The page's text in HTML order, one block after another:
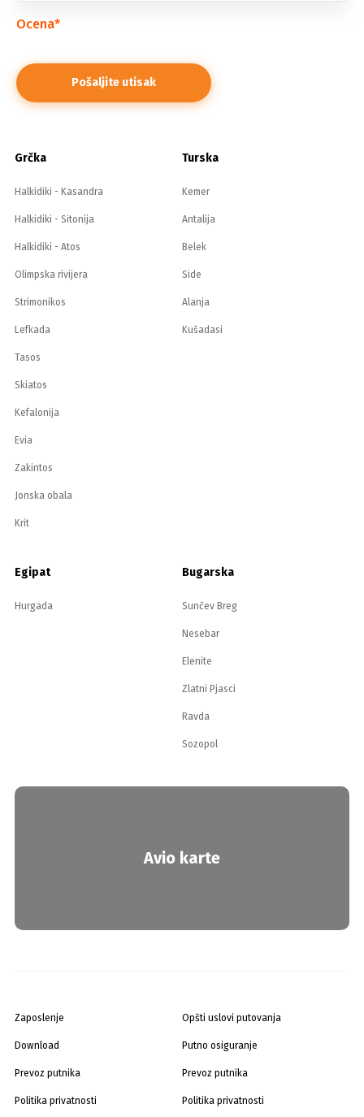
Ocena*
Grčka
Halkidiki - Kasandra
Halkidiki - Sitonija
Halkidiki - Atos
Olimpska rivijera
Strimonikos
Lefkada
Tasos
Skiatos
Kefalonija
Evia
Zakintos
Jonska obala
Krit
Turska
Kemer
Antalija
Belek
Side
Alanja
Kušadasi
Egipat
Hurgada
Bugarska
Sunčev Breg
Nesebar
Elenite
Zlatni Pjasci
Ravda
Sozopol
Avio karte
Zaposlenje
Download
Prevoz putnika
Politika privatnosti
Opšti uslovi putovanja
Putno osiguranje
Prevoz putnika
Politika privatnosti